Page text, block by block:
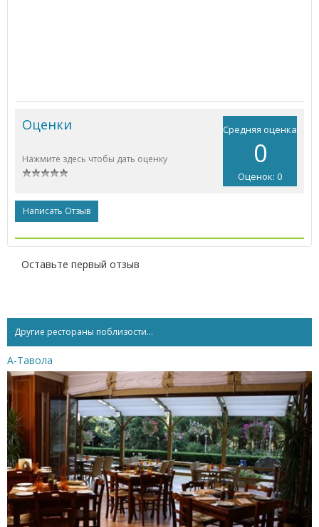
Средняя оценка
0
Оценок: 0
Оценки
Нажмите здесь чтобы дать оценку
Написать Отзыв
Оставьте первый отзыв
Другие рестораны поблизости...
А-Тавола